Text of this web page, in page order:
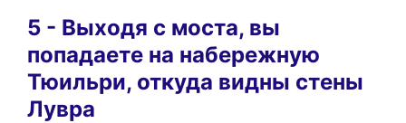
5 - Выходя с моста, вы
попадаете на набережную
Тюильри, откуда видны стены
Лувра